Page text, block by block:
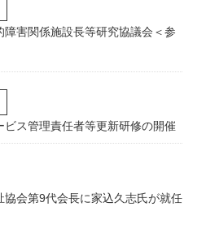
害関係施設長等研究協議会＜参
ビス管理責任者等更新研修の開催
協会第9代会長に家込久志氏が就任